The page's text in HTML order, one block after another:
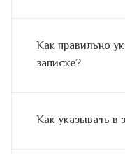
Как правильно
записке?
Как указывать в